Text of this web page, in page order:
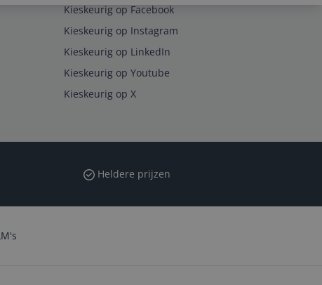
Kieskeurig op Facebook
Kieskeurig op Instagram
Kieskeurig op LinkedIn
Kieskeurig op Youtube
Kieskeurig op X
Heldere prijzen